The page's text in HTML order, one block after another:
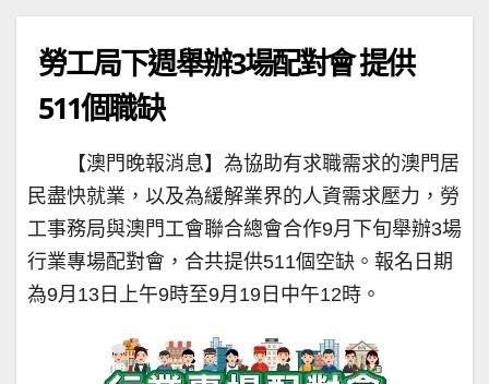
勞工局下週舉辦3場配對會 提供
511個職缺
【澳門晚報消息】為協助有求職需求的澳門居
民盡快就業，以及為緩解業界的人資需求壓力，勞
工事務局與澳門工會聯合總會合作9月下旬舉辦3場
行業專場配對會，合共提供511個空缺。報名日期
為9月13日上午9時至9月19日中午12時。